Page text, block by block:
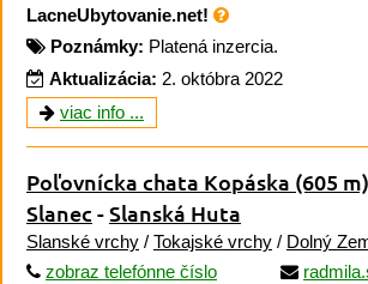
LacneUbytovanie.net!
Poznámky: Platená inzercia.
Aktualizácia: 2. októbra 2022
viac info ...
Poľovnícka chata Kopáska (605 m)
Slanec -Slanská Huta
Slanské vrchy / Tokajské vrchy / Dolný
zobraz telefónne číslo